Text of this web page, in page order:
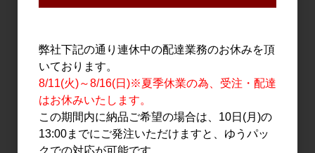
弊社下記の通り連休中の配達業務のお休みを頂
いております。
8/11(火)～8/16(日)※夏季休業の為、受注・配達
はお休みいたします。
この期間内に納品ご希望の場合は、10日(月)の
13:00までにご発注いただけますと、ゆうパッ
クでの対応が可能です。